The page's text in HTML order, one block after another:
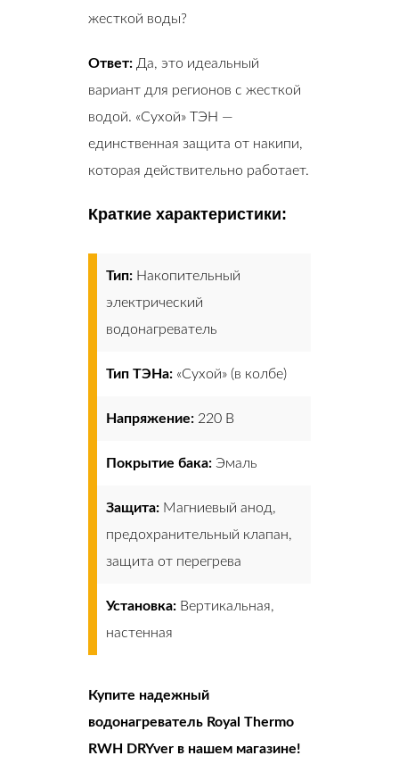
жесткой воды?
Ответ: Да, это идеальный
вариант для регионов с жесткой
водой. «Сухой» ТЭН —
единственная защита от накипи,
которая действительно работает.
Краткие характеристики:
Тип: Накопительный
электрический
водонагреватель
Тип ТЭНа: «Сухой» (в колбе)
Напряжение: 220 В
Покрытие бака: Эмаль
Защита: Магниевый анод,
предохранительный клапан,
защита от перегрева
Установка: Вертикальная,
настенная
Купите надежный
водонагреватель Royal Thermo
RWH DRYver в нашем магазине!